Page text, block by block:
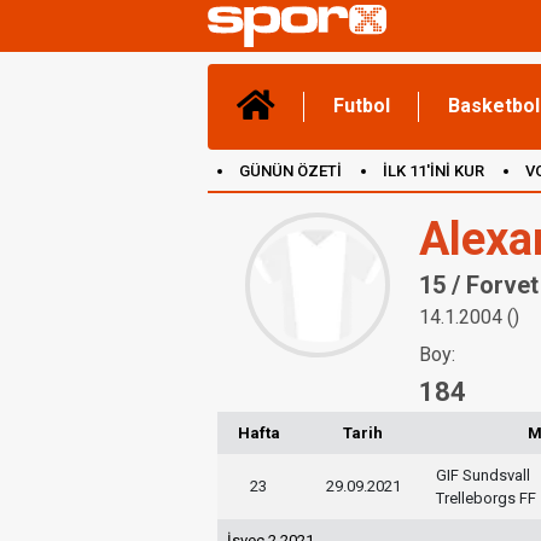
Futbol Basketbol
GÜNÜN ÖZETİ İLK 11'İNİ KUR
15 / Forvet
14.1.2004 ()
Boy:
184
Hafta Tarih
23 29.09.2021
GIF Sundsvall
Trelleborgs FF